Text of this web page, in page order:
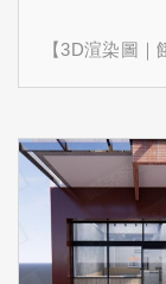
【3D渲染圖｜